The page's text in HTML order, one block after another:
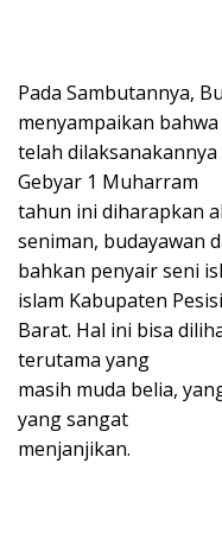
Pada Sambutannya,
menyampaikan
telah
Gebyar 1 Muharram
tahun ini diharapkan
seniman, budayawan
bahkan penyair seni
islam Kabupaten
Barat. Hal ini bisa
terutama yang
masih muda belia,
yang sangat
menjanjikan.